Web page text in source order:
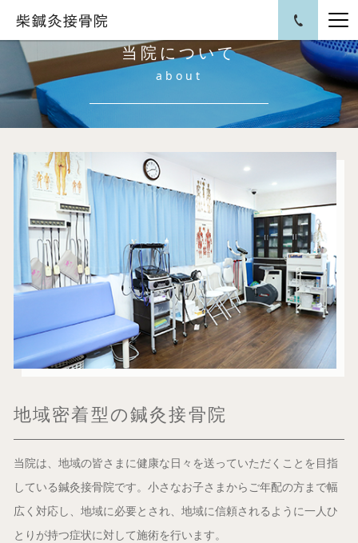
当院について
about
地域密着型の鍼灸接骨院
当院は、地域の皆さまに健康な日々を送っていただくことを目指
している鍼灸接骨院です。小さなお子さまからご年配の方まで幅
広く対応し、地域に必要とされ、地域に信頼されるように一人ひ
とりが持つ症状に対して施術を行います。